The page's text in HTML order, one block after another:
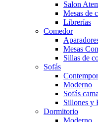
Salon
Mesas de
Librerías
Comedor
Mesas
Sillas de
Sofás
Moderno
Sofás cama
Sillones y
Dormitorio
Moderno